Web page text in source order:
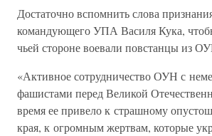
Достаточно вспомнить слова
командующего УПА Василя Кука,
чьей стороне воевали повстанцы из
«Активное сотрудничество ОУН с
фашистами перед Великой
время ее привело к страшному
края, к огромным жертвам, которые